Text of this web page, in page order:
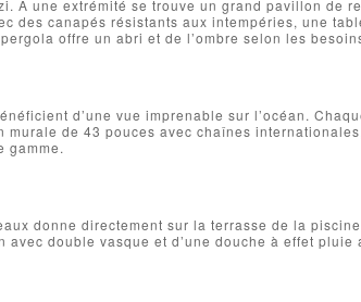
À une extrémité se trouve un grand pavillon de
des canapés résistants aux intempéries, une
offre un abri et de l’ombre selon les
d’une vue imprenable sur l’océan.
de 43 pouces avec chaînes
gamme.
donne directement sur la terrasse de la piscine
double vasque et d’une douche à effet pluie